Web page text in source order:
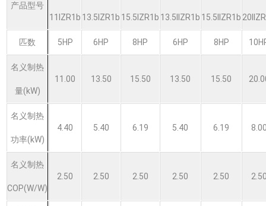
产品型号
11IZR1b 13.5IZR1b 15.5IZR1b 13.5IIZR1b 15.5IIZR1b
匹数 5HP 6HP 8HP 6HP 8HP
名义制热
量(kW)
11.00 13.50 15.50 13.50 15.50
名义制热
功率(kW)
4.40 5.40 6.19 5.40 6.19
名义制热
COP(W/W)
2.50 2.50 2.50 2.50 2.50